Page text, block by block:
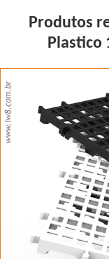
Produtos
Plastico